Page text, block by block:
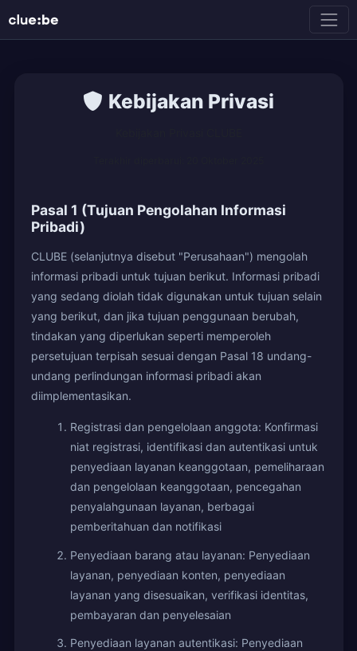
Kebijakan Privasi
Pasal 1 (Tujuan Pengolahan Informasi
Pribadi)
CLUBE (selanjutnya disebut "Perusahaan") mengolah
informasi pribadi untuk tujuan berikut. Informasi pribadi
yang sedang diolah tidak digunakan untuk tujuan selain
yang berikut, dan jika tujuan penggunaan berubah,
tindakan yang diperlukan seperti memperoleh
persetujuan terpisah sesuai dengan Pasal 18 undang-
undang perlindungan informasi pribadi akan
diimplementasikan.
Registrasi dan pengelolaan anggota: Konfirmasi
niat registrasi, identifikasi dan autentikasi untuk
penyediaan layanan keanggotaan, pemeliharaan
dan pengelolaan keanggotaan, pencegahan
penyalahgunaan layanan, berbagai
pemberitahuan dan notifikasi
Penyediaan barang atau layanan: Penyediaan
layanan, penyediaan konten, penyediaan
layanan yang disesuaikan, verifikasi identitas,
pembayaran dan penyelesaian
Penyediaan layanan autentikasi: Penyediaan